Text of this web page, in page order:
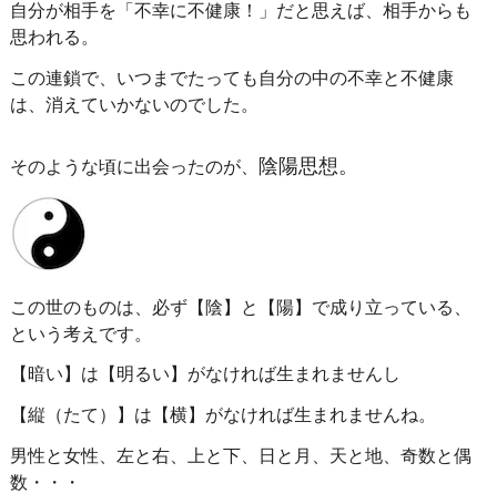
自分が相手を「不幸に不健康！」だと思えば、相手からも
思われる。
この連鎖で、いつまでたっても自分の中の不幸と不健康
は、消えていかないのでした。
そのような頃に出会ったのが、 陰陽思想。
この世のものは、必ず【陰】と【陽】で成り立っている、
という考えです。
【暗い】は【明るい】がなければ生まれませんし
【縦（たて）】は【横】がなければ生まれませんね。
男性と女性、左と右、上と下、日と月、天と地、奇数と偶
数・・・